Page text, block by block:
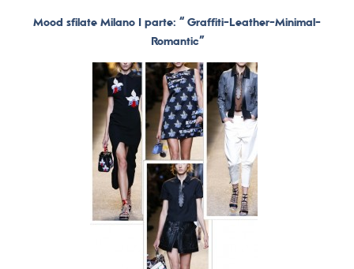
Mood sfilate Milano I parte: “ Graffiti-Leather-Minimal-
Romantic”